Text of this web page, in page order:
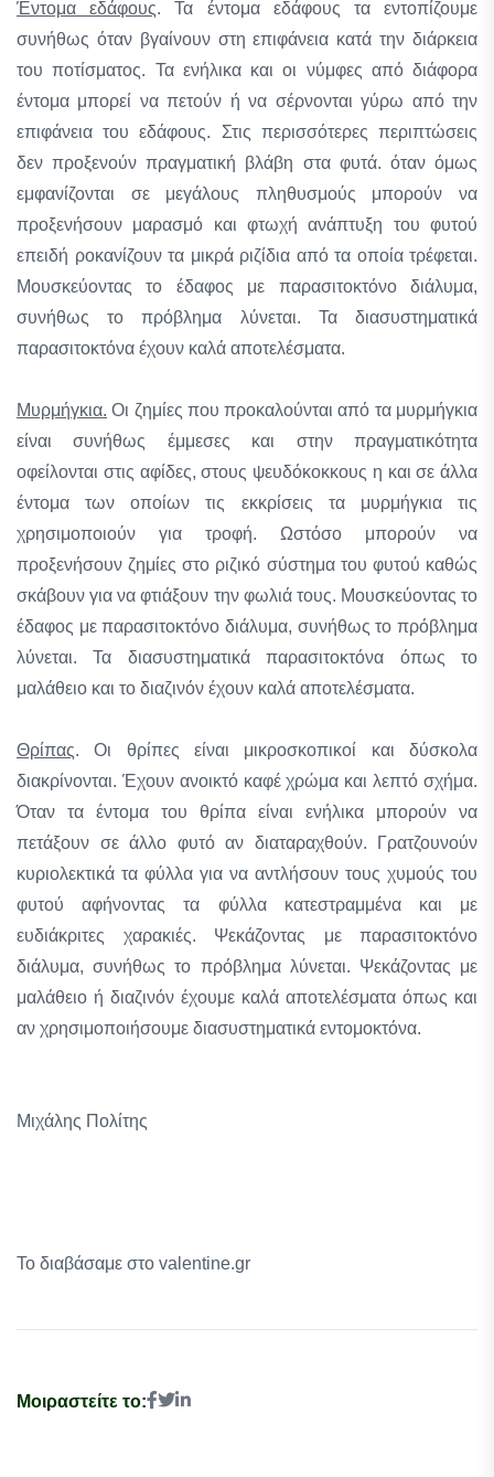
Έντομα εδάφους. Τα έντομα εδάφους τα εντοπίζουμε
συνήθως όταν βγαίνουν στη επιφάνεια κατά την διάρκεια
του ποτίσματος. Τα ενήλικα και οι νύμφες από διάφορα
έντομα μπορεί να πετούν ή να σέρνονται γύρω από την
επιφάνεια του εδάφους. Στις περισσότερες περιπτώσεις
δεν προξενούν πραγματική βλάβη στα φυτά. όταν όμως
εμφανίζονται σε μεγάλους πληθυσμούς μπορούν να
προξενήσουν μαρασμό και φτωχή ανάπτυξη του φυτού
επειδή ροκανίζουν τα μικρά ριζίδια από τα οποία τρέφεται.
Μουσκεύοντας το έδαφος με παρασιτοκτόνο διάλυμα,
συνήθως το πρόβλημα λύνεται. Τα διασυστηματικά
παρασιτοκτόνα έχουν καλά αποτελέσματα.
Μυρμήγκια. Οι ζημίες που προκαλούνται από τα μυρμήγκια
είναι συνήθως έμμεσες και στην πραγματικότητα
οφείλονται στις αφίδες, στους ψευδόκοκκους η και σε άλλα
έντομα των οποίων τις εκκρίσεις τα μυρμήγκια τις
χρησιμοποιούν για τροφή. Ωστόσο μπορούν να
προξενήσουν ζημίες στο ριζικό σύστημα του φυτού καθώς
σκάβουν για να φτιάξουν την φωλιά τους. Μουσκεύοντας το
έδαφος με παρασιτοκτόνο διάλυμα, συνήθως το πρόβλημα
λύνεται. Τα διασυστηματικά παρασιτοκτόνα όπως το
μαλάθειο και το διαζινόν έχουν καλά αποτελέσματα.
Θρίπας. Οι θρίπες είναι μικροσκοπικοί και δύσκολα
διακρίνονται. Έχουν ανοικτό καφέ χρώμα και λεπτό σχήμα.
Όταν τα έντομα του θρίπα είναι ενήλικα μπορούν να
πετάξουν σε άλλο φυτό αν διαταραχθούν. Γρατζουνούν
κυριολεκτικά τα φύλλα για να αντλήσουν τους χυμούς του
φυτού αφήνοντας τα φύλλα κατεστραμμένα και με
ευδιάκριτες χαρακιές. Ψεκάζοντας με παρασιτοκτόνο
διάλυμα, συνήθως το πρόβλημα λύνεται. Ψεκάζοντας με
μαλάθειο ή διαζινόν έχουμε καλά αποτελέσματα όπως και
αν χρησιμοποιήσουμε διασυστηματικά εντομοκτόνα.
Μιχάλης Πολίτης
Το διαβάσαμε στο valentine.gr
Μοιραστείτε το: